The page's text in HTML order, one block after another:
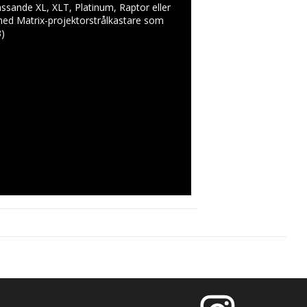
XL, XLT, Platinum, Raptor eller
Matrix-projektorstrålkastare som